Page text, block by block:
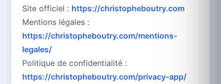
Site officiel : https://christopheboutry.com
Mentions légales :
https://christopheboutry.com/mentions-
legales/
Politique de confidentialité :
https://christopheboutry.com/privacy-app/